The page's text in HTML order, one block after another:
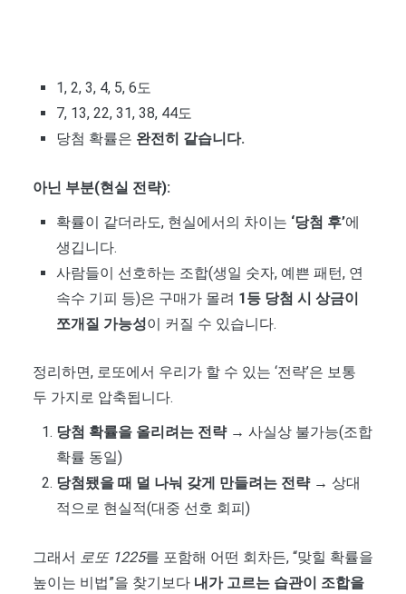
1, 2, 3, 4, 5, 6도
7, 13, 22, 31, 38, 44도
당첨 확률은 완전히 같습니다.
아닌 부분(현실 전략):
확률이 같더라도, 현실에서의 차이는 ‘당첨 후’에
생깁니다.
사람들이 선호하는 조합(생일 숫자, 예쁜 패턴, 연
속수 기피 등)은 구매가 몰려 1등 당첨 시 상금이
쪼개질 가능성이 커질 수 있습니다.
정리하면, 로또에서 우리가 할 수 있는 ‘전략’은 보통
두 가지로 압축됩니다.
당첨 확률을 올리려는 전략→ 사실상 불가능(조합
확률 동일)
당첨됐을 때 덜 나눠 갖게 만들려는 전략→ 상대
적으로 현실적(대중 선호 회피)
그래서 로또 1225를 포함해 어떤 회차든, “맞힐 확률을
높이는 비법”을 찾기보다 내가 고르는 습관이 조합을